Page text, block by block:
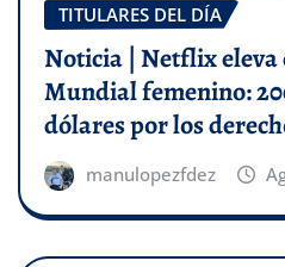
TITULARES DEL DÍA
Noticia | Netflix eleva
Mundial femenino:
dólares por los
manulopezfdez